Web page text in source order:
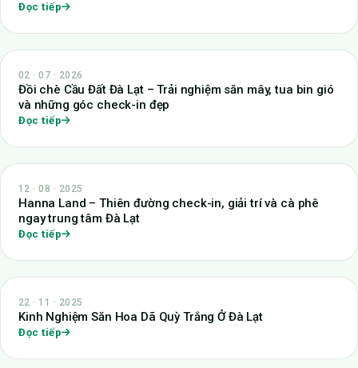
Đọc tiếp
02 · 07 · 2026
Đồi chè Cầu Đất Đà Lạt – Trải nghiệm săn mây, tua bin gió
và những góc check-in đẹp
Đọc tiếp
12 · 08 · 2025
Hanna Land – Thiên đường check-in, giải trí và cà phê
ngay trung tâm Đà Lạt
Đọc tiếp
22 · 11 · 2025
Kinh Nghiệm Săn Hoa Dã Quỳ Trắng Ở Đà Lạt
Đọc tiếp